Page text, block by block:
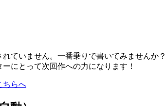
ていません。一番乗りで書いてみませんか？
にとって次回作への力になります！
ちらへ